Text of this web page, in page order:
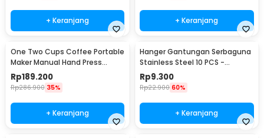
+ Keranjang + Keranjang
One Two Cups Coffee Portable
Maker Manual Hand Press
Espresso 300ml - T35066
Rp189.200
Rp286.900 35%
+ Keranjang
Hanger Gantungan Serbaguna
Stainless Steel 10 PCS -
M127105
Rp9.300
Rp22.900 60%
+ Keranjang